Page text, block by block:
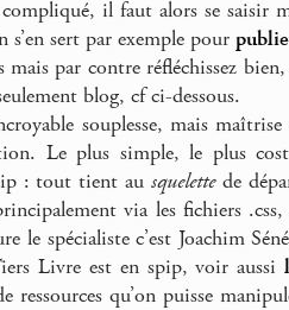
il faut alors se saisir
sert par exemple pour
par contre réfléchissez
blog, cf ci-dessous.
souplesse, mais
Le plus simple, le plus
: tout tient au squelettede
via les fichiers
le spécialiste c’est Joachim
Livre est en spip, voir aussi
qu’on puisse